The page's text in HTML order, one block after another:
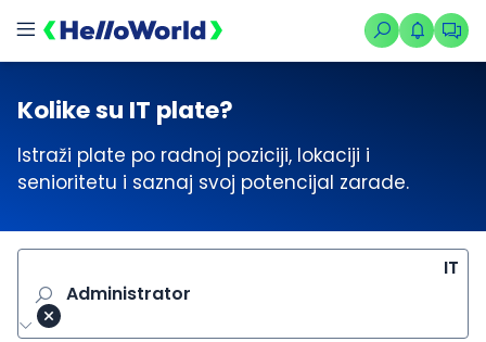
Kolike su IT plate?
Istraži plate po radnoj poziciji, lokaciji i
senioritetu i saznaj svoj potencijal zarade.
IT
Administrator